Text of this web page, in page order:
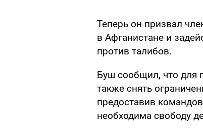
Теперь он призвал
в Афганистане и
против талибов.
Буш сообщил, что для
также снять
предоставив
необходима свободу